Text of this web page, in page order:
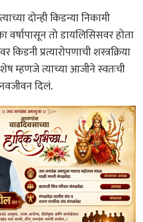
दोन्ही किडन्या निकामी
वर्षापासून तो डायलिसिसवर होता
प्रत्यारोपणाची शस्त्रक्रिया
म्हणजे त्याच्या आजीने स्वतःची
दिलं.